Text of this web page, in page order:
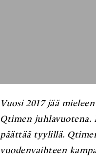
Vuosi 2017 jää
Qtimen juhlavuotena.
päättää tyylillä.
vuodenvaihteen